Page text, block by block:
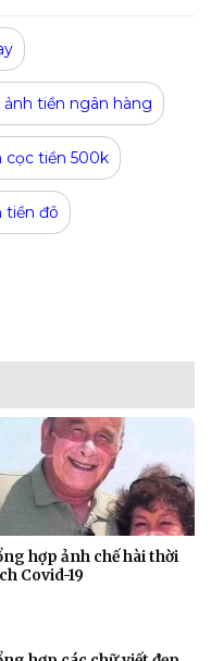
ảnh tiền ngân hàng
cọc tiền 500k
tiền đô
hợp ảnh chế hài thời
Covid-19